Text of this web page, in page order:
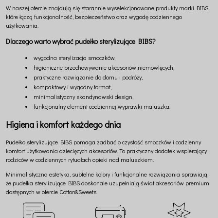
W naszej ofercie znajdują się starannie wyselekcjonowane produkty marki BIBS,
które łączą funkcjonalność, bezpieczeństwo oraz wygodę codziennego
użytkowania.
Dlaczego warto wybrać pudełko sterylizujące BIBS?
wygodna sterylizacja smoczków,
higieniczne przechowywanie akcesoriów niemowlęcych,
praktyczne rozwiązanie do domu i podróży,
kompaktowy i wygodny format,
minimalistyczny skandynawski design,
funkcjonalny element codziennej wyprawki maluszka.
Higiena i komfort każdego dnia
Pudełko sterylizujące BIBS pomaga zadbać o czystość smoczków i codzienny
komfort użytkowania dziecięcych akcesoriów. To praktyczny dodatek wspierający
rodziców w codziennych rytuałach opieki nad maluszkiem.
Minimalistyczna estetyka, subtelne kolory i funkcjonalne rozwiązania sprawiają,
że pudełka sterylizujące BIBS doskonale uzupełniają świat akcesoriów premium
dostępnych w ofercie Cotton&Sweets